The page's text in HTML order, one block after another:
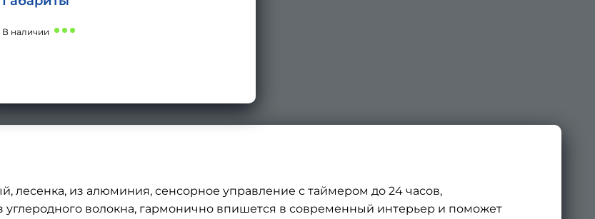
В наличии
лесенка, из алюминия, сенсорное управление с таймером до 24 часов,
углеродного волокна, гармонично впишется в современный интерьер и поможет